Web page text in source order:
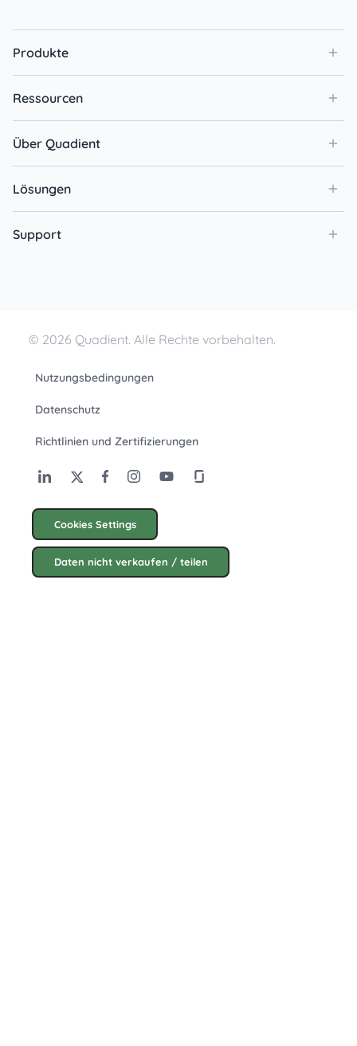
Produkte
Ressourcen
Über Quadient
Lösungen
Support
© 2026 Quadient. Alle Rechte vorbehalten.
Nutzungsbedingungen
Datenschutz
Richtlinien und Zertifizierungen
Cookies Settings
Daten nicht verkaufen / teilen